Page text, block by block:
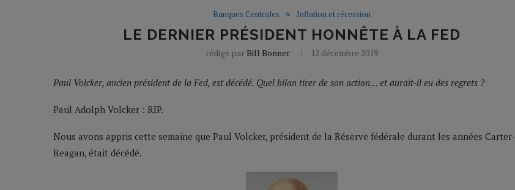
Banques Centrales Inflation et récession
LE DERNIER PRÉSIDENT HONNÊTE À LA FED
rédigé par Bill Bonner 12 décembre 2019
Paul Volcker, ancien président de la Fed, est décédé. Quel bilan tirer de son action… et aurait-il eu des regrets ?
Paul Adolph Volcker : RIP.
Nous avons appris cette semaine que Paul Volcker, président de la Réserve fédérale durant les années Carter-
Reagan, était décédé.